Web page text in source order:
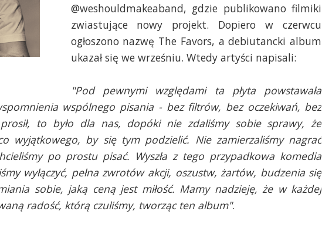
@weshouldmakeaband, gdzie publikowano filmiki
zwiastujące nowy projekt. Dopiero w czerwcu
ogłoszono nazwę The Favors, a debiutancki album
ukazał się we wrześniu. Wtedy artyści napisali:
"Pod pewnymi względami ta płyta powstawała
wspólnego pisania - bez filtrów, bez oczekiwań, bez
to było dla nas, dopóki nie zdaliśmy sobie sprawy, że
wyjątkowego, by się tym podzielić. Nie zamierzaliśmy nagrać
po prostu pisać. Wyszła z tego przypadkowa komedia
wyłączyć, pełna zwrotów akcji, oszustw, żartów, budzenia się
sobie, jaką ceną jest miłość. Mamy nadzieję, że w każdej
radość, którą czuliśmy, tworząc ten album".